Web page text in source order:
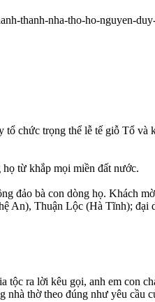
thanh-nha-tho-ho-nguyen-
chức trọng thể lễ tế giỗ Tổ và
từ khắp mọi miền đất nước.
đảo bà con dòng họ. Khách
Thuận Lộc (Hà Tĩnh); đại
ra lời kêu gọi, anh em con
thờ theo đúng như yêu cầu